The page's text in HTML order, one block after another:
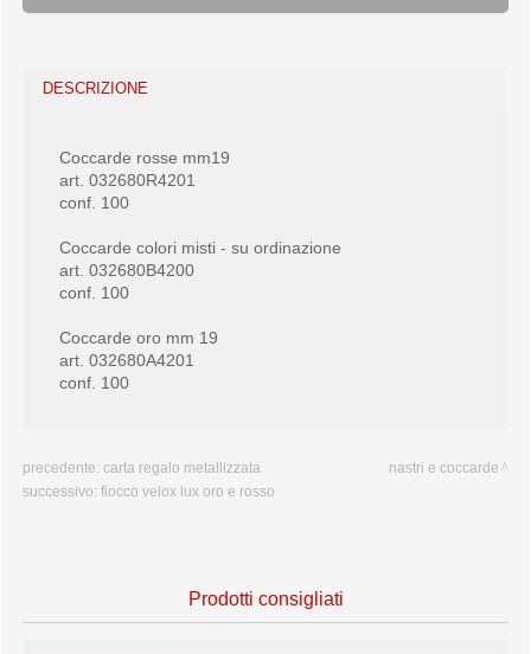
DESCRIZIONE
Coccarde rosse mm19
art. 032680R4201
conf. 100
Coccarde colori misti - su ordinazione
art. 032680B4200
conf. 100
Coccarde oro mm 19
art. 032680A4201
conf. 100
precedente: carta regalo metallizzata
successivo: fiocco velox lux oro e rosso
nastri e coccarde
Prodotti consigliati